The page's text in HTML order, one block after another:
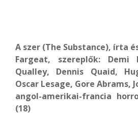
A szer (The Substance), írta
Fargeat, szereplők: Demi
Qualley, Dennis Quaid,
Oscar Lesage, Gore Abrams,
angol-amerikai-francia
(18)